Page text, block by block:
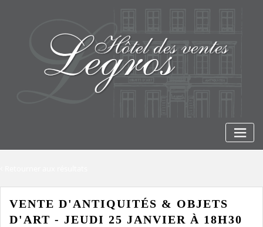
VENTE D'ANTIQUITÉS & OBJETS
D'ART - JEUDI 25 JANVIER À 18H30